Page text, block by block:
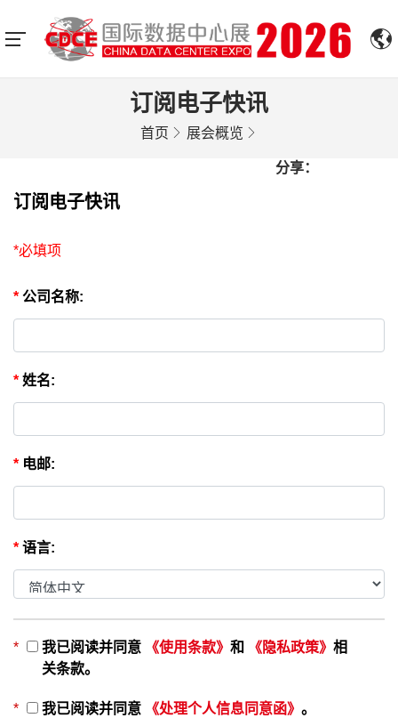
订阅电子快讯
首页 展会概览
分享：
订阅电子快讯
*必填项
* 公司名称:
* 姓名:
* 电邮:
* 语言:
* 我已阅读并同意 《使用条款》 和 《隐私政策》 相
关条款。
* 我已阅读并同意 《处理个人信息同意函》 。